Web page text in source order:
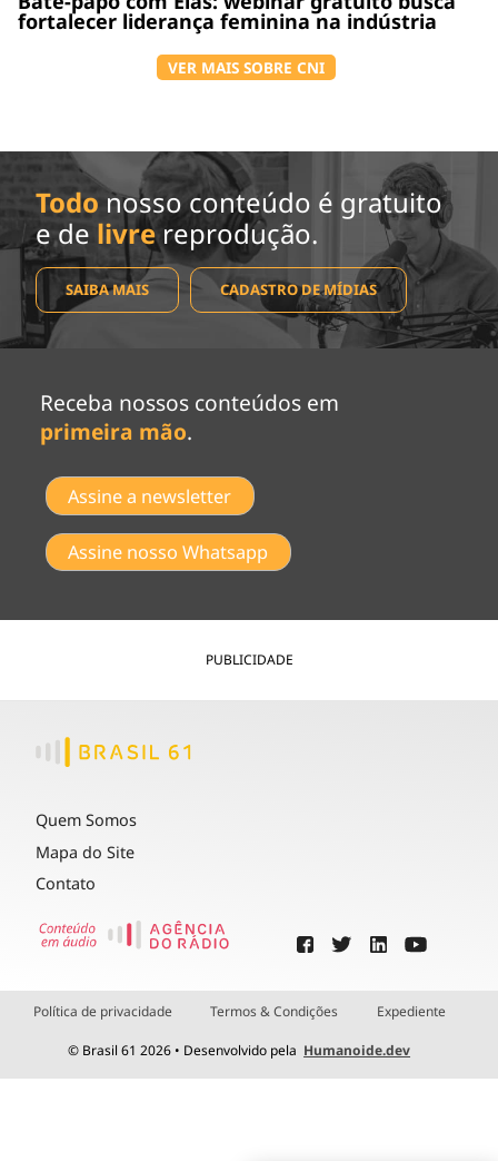
fortalecer liderança feminina na indústria
VER MAIS SOBRE CNI
Todo nosso conteúdo é gratuito
e de livrereprodução.
SAIBA MAIS CADASTRO DE MÍDIAS
Receba nossos conteúdos em
primeira mão.
Assine a newsletter
Assine nosso Whatsapp
PUBLICIDADE
Quem Somos
Mapa do Site
Contato
Política de privacidade Termos & Condições Expediente
© Brasil 61 2026 • Desenvolvido pela Humanoide.dev